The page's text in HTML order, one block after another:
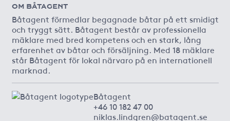
OM BÅTAGENT
Båtagent förmedlar begagnade båtar på ett smidigt
och tryggt sätt. Båtagent består av professionella
mäklare med bred kompetens och en stark, lång
erfarenhet av båtar och försäljning. Med 18 mäklare
står Båtagent för lokal närvaro på en internationell
marknad.
Båtagent
+46 10 182 47 00
niklas.lindgren@batagent.se